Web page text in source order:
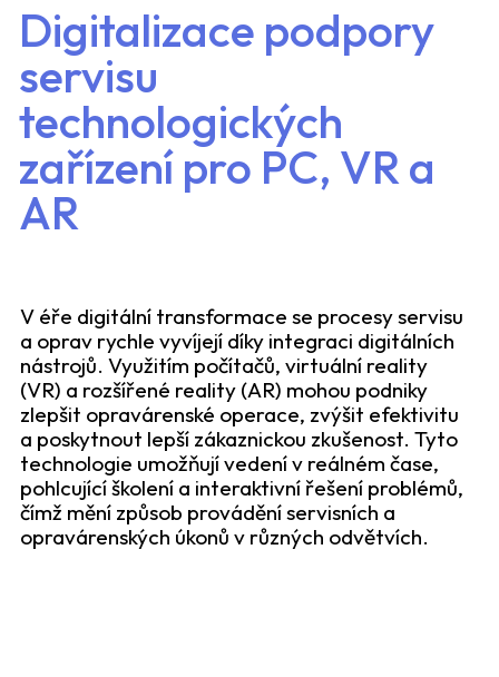
Digitalizace podpory
servisu
technologických
zařízení pro PC, VR a
AR
V éře digitální transformace se procesy servisu
a oprav rychle vyvíjejí díky integraci digitálních
nástrojů. Využitím počítačů, virtuální reality
(VR) a rozšířené reality (AR) mohou podniky
zlepšit opravárenské operace, zvýšit efektivitu
a poskytnout lepší zákaznickou zkušenost. Tyto
technologie umožňují vedení v reálném čase,
pohlcující školení a interaktivní řešení problémů,
čímž mění způsob provádění servisních a
opravárenských úkonů v různých odvětvích.